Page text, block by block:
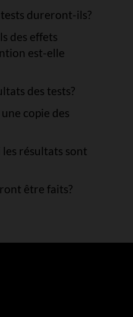
dureront-ils?
des effets
est-elle
des tests?
copie des
les résultats sont
être faits?